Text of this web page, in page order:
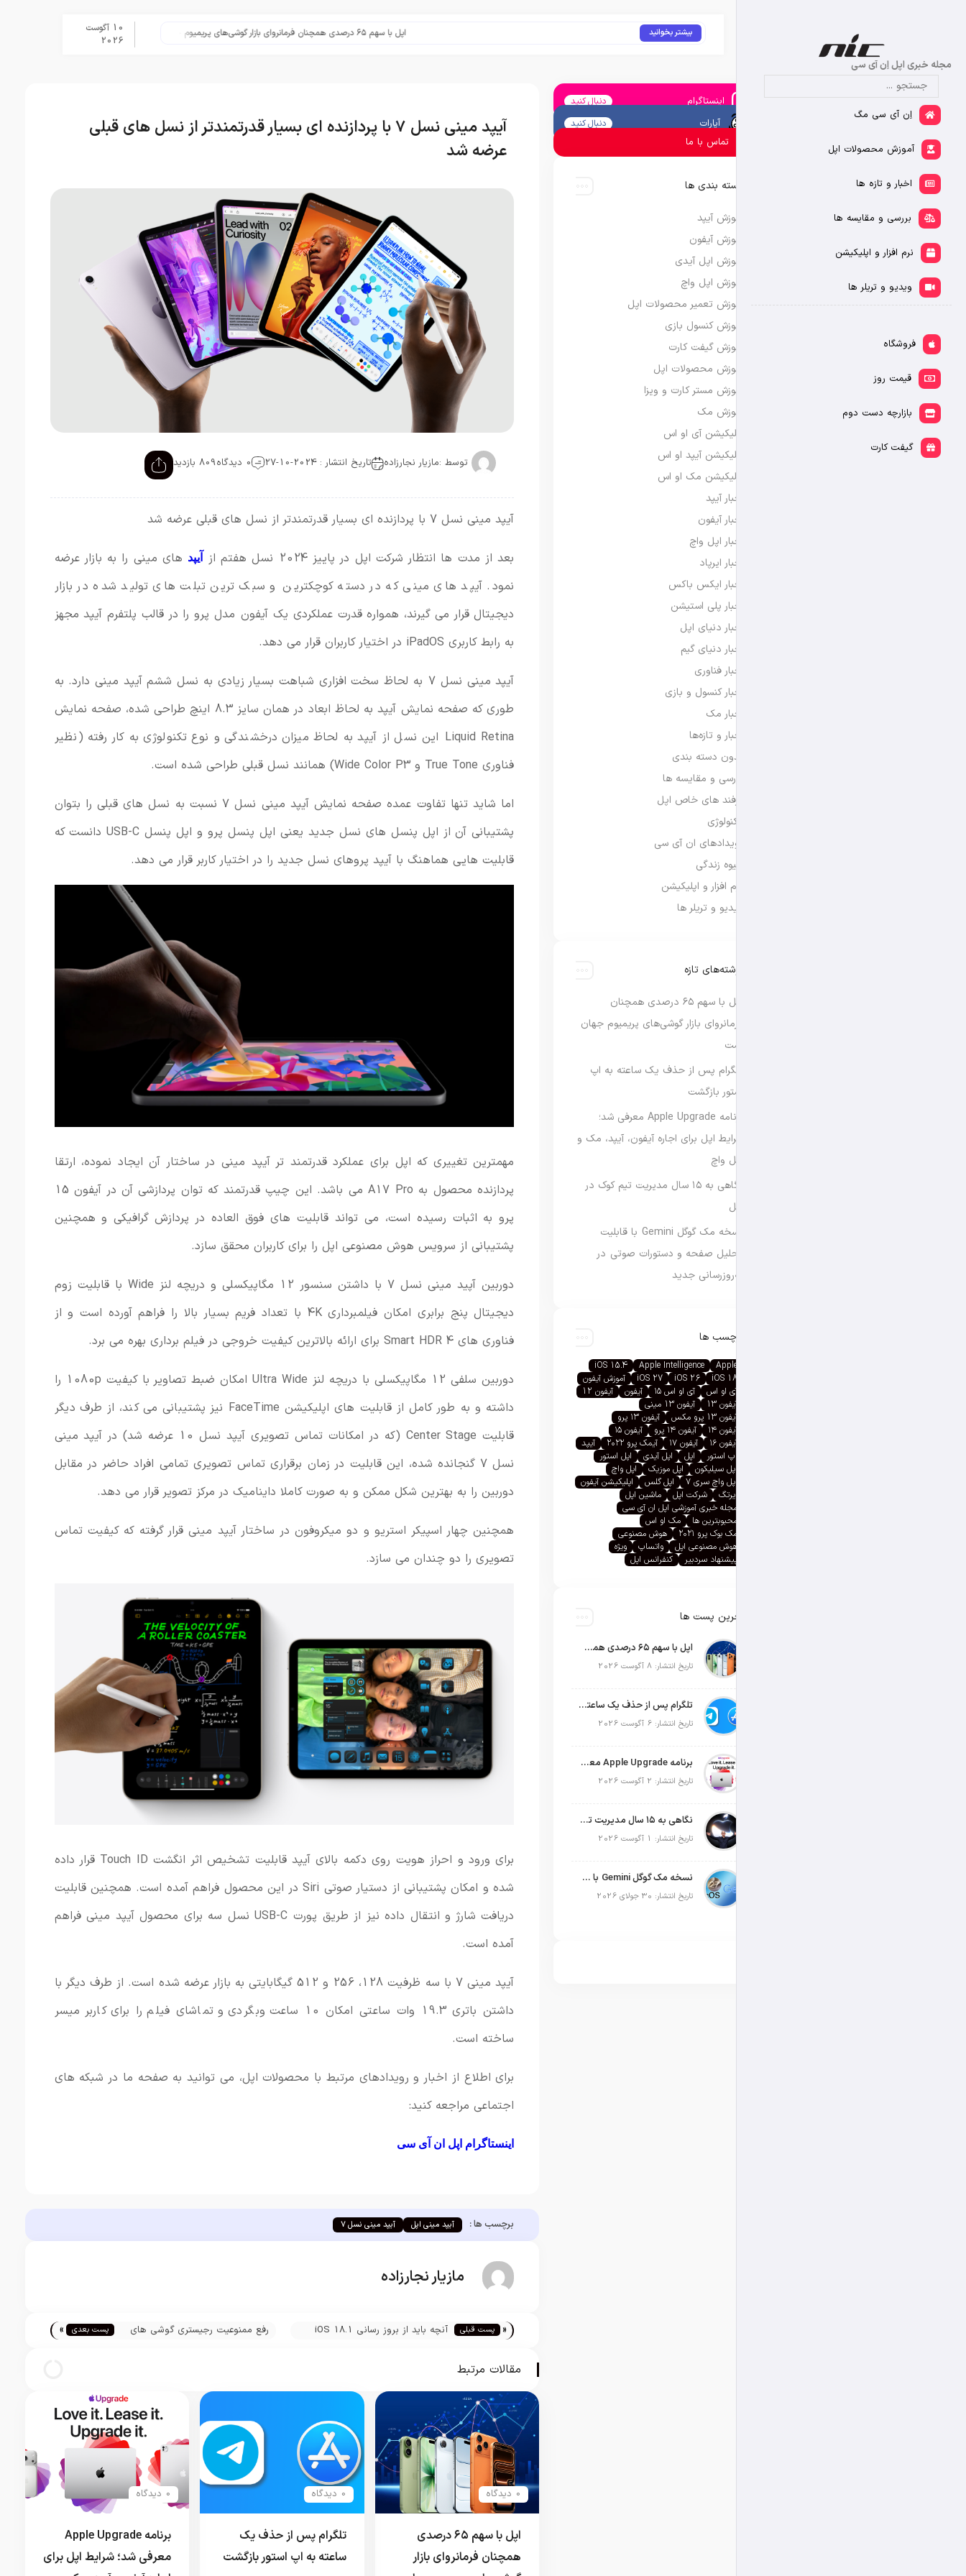
مجله خبری اپل اِن آی سی
اِن آی سی مگ
آموزش محصولات اپل
اخبار و تازه ها
بررسی و مقایسه ها
نرم افزار و اپلیکیشن
ویدیو و تریلر ها
فروشگاه
قیمت روز
بازارچه دست دوم
گیفت کارت
بیشتر بخوانید تلگرام پس از حذف یک ساعته به اپ استور
10 آگوست
2026
آیپد مینی نسل 7 با پردازنده ای بسیار قدرتمندتر از نسل های قبلی
عرضه شد
توسط :مازیار نجارزاده تاریخ انتشار : 2024-10-27 0 دیدگاه 809 بازدید
آیپد مینی نسل 7 با پردازنده ای بسیار قدرتمندتر از نسل های قبلی عرضه شد
بعد از مدت ها انتظار شرکت اپل در پاییز 2024 نسل هفتم از آیپد های مینی را به بازار عرضه
نمود. آیپد های مینی که در دسته کوچکترین و سبک ترین تبلت های تولید شده در بازار
دیجیتال قرار می گیرند، همواره قدرت عملکردی یک آیفون مدل پرو را در قالب پلتفرم آیپد مجهز
به رابط کاربری iPadOS در اختیار کاربران قرار می دهد.
آیپد مینی نسل 7 به لحاظ سخت افزاری شباهت بسیار زیادی به نسل ششم آیپد مینی دارد. به
طوری که صفحه نمایش آیپد به لحاظ ابعاد در همان سایز 8.3 اینچ طراحی شده، صفحه نمایش
Liquid Retina این نسل از آیپد به لحاظ میزان درخشندگی و نوع تکنولوژی به کار رفته (نظیر
فناوری True Tone و Wide Color P3) همانند نسل قبلی طراحی شده است.
اما شاید تنها تفاوت عمده صفحه نمایش آیپد مینی نسل 7 نسبت به نسل های قبلی را بتوان
پشتیبانی آن از اپل پنسل های نسل جدید یعنی اپل پنسل پرو و اپل پنسل USB-C دانست که
قابلیت هایی هماهنگ با آیپد پروهای نسل جدید را در اختیار کاربر قرار می دهد.
مهمترین تغییری که اپل برای عملکرد قدرتمند تر آیپد مینی در ساختار آن ایجاد نموده، ارتقا
پردازنده محصول به A17 Pro می باشد. این چیپ قدرتمند که توان پردازشی آن در آیفون 15
پرو به اثبات رسیده است، می تواند قابلیت های فوق العاده در پردازش گرافیکی و همچنین
پشتیبانی از سرویس هوش مصنوعی اپل را برای کاربران محقق سازد.
دوربین آپید مینی نسل 7 با داشتن سنسور 12 مگاپیکسلی و دریچه لنز Wide با قابلیت زوم
دیجیتال پنج برابری امکان فیلمبرداری 4K با تعداد فریم بسیار بالا را فراهم آورده است و از
فناوری های Smart HDR 4 برای ارائه بالاترین کیفیت خروجی در فیلم برداری بهره می برد.
دوربین سلفی 12 مگاپیکسلی با دریچه لنز Ultra Wide امکان ضبط تصاویر با کیفیت 1080p را
داشته و به طور کامل از قابلیت های اپلیکیشن FaceTime نیز پشتیبانی می کند، از طرف دیگر
قابلیت Center Stage (که در امکانات تماس تصویری آیپد نسل 10 عرضه شد) در آیپد مینی
نسل 7 گنجانده شده، این قابلیت در زمان برقراری تماس تصویری تمامی افراد حاضر در مقابل
دوربین را به بهترین شکل ممکن و به صورت کاملا داینامیک در مرکز تصویر قرار می دهد.
همچنین چهار اسپیکر استریو و دو میکروفون در ساختار آیپد مینی قرار گرفته که کیفیت تماس
تصویری را دو چندان می سازد.
برای ورود و احراز هویت روی دکمه بالای آیپد قابلیت تشخیص اثر انگشت Touch ID قرار داده
شده و امکان پشتیبانی از دستیار صوتی Siri در این محصول فراهم آمده است. همچنین قابلیت
دریافت شارژ و انتقال داده نیز از طریق پورت USB-C نسل سه برای محصول آیپد مینی فراهم
آمده است.
آیپد مینی 7 با سه ظرفیت 128، 256 و 512 گیگابایتی به بازار عرضه شده است. از طرف دیگر با
داشتن باتری 19.3 وات ساعتی امکان 10 ساعت وبگردی و تماشای فیلم را برای کاربر میسر
ساخته است.
برای اطلاع از اخبار و رویدادهای مرتبط با محصولات اپل، می توانید به صفحه ما در شبکه های
اجتماعی مراجعه کنید:
اینستاگرام اپل ان آی سی
برچسب ها : آیپد مینی اپل آیپد مینی نسل 7
مازیار نجارزاده
« پست قبلی
آنچه باید از بروز رسانی iOS 18.1
رفع ممنوعیت رجیستری گوشی های
پست بعدی »
مقالات مرتبط
0 دیدگاه
اپل با سهم ۶۵ درصدی
همچنان فرمانروای بازار
0 دیدگاه
تلگرام پس از حذف یک
ساعته به اپ استور بازگشت
0 دیدگاه
برنامه Apple Upgrade
معرفی شد؛ شرایط اپل برای
اینستاگرام دنبال کنید
آپارات دنبال کنید
تماس با ما
دسته بندی ها
آموزش آیپد
آموزش آیفون
آموزش اپل آیدی
آموزش اپل واچ
آموزش تعمیر محصولات اپل
آموزش کنسول بازی
آموزش گیفت کارت
آموزش محصولات اپل
آموزش مستر کارت و ویزا
آموزش مک
اپلیکیشن آی او اس
اپلیکیشن آیپد او اس
اپلیکیشن مک او اس
اخبار آیپد
اخبار آیفون
اخبار اپل واچ
اخبار ایرپاد
اخبار ایکس باکس
اخبار پلی استیشن
اخبار دنیای اپل
اخبار دنیای گیم
اخبار فناوری
اخبار کنسول و بازی
اخبار مک
اخبار و تازه‌ها
بدون دسته بندی
بررسی و مقایسه ها
ترفند های خاص اپل
تکنولوژی
رویدادهای ان آی سی
شیوه زندگی
نرم افزار و اپلیکیشن
ویدیو و تریلر ها
نوشته‌های تازه
اپل با سهم ۶۵ درصدی همچنان
فرمانروای بازار گوشی‌های پریمیوم جهان
است
تلگرام پس از حذف یک ساعته به اپ
استور بازگشت
برنامه Apple Upgrade معرفی شد؛
شرایط اپل برای اجاره آیفون، آیپد، مک و
اپل واچ
نگاهی به ۱۵ سال مدیریت تیم کوک در
اپل
نسخه مک گوگل Gemini با قابلیت
تحلیل صفحه و دستورات صوتی در
به‌روزرسانی جدید
برچسب ها
Apple
Apple Intelligence
iOS 15.4
iOS 18
iOS 26
iOS 27
آموزش آیفون
آی او اس
آی او اس ۱۵ آیفون
آیفون 12
آیفون 13
آیفون 13 مینی
آیفون 13 پرو مکس
آیفون ۱۳ پرو
آیفون ۱۴
آیفون ۱۴ پرو
آیفون ۱۵
آیفون ۱۶
آیفون ۱۷ آیمک پرو ۲۰۲۲
آیپد
اپ استور
اپل اپل آیدی
اپل استور
اپل سیلیکون
اپل موزیک
اپل واچ
اپل واچ سری ۷
اپل گلس
اپلیکیشن آیفون
ایرتگ
شرکت اپل
ماشین اپل
مجله خبری آموزشی اپل ان آی سی
محبوبترین ها
مک او اس
مک بوک پرو ۲۰۲۱
هوش مصنوعی
هوش مصنوعی اپل
واتساپ
ویژه
پیشنهاد سردبیر
کنفرانس اپل
آخرین پست ها
اپل با سهم ۶۵ درصدی همچنان فرمانروای بازار گوشی‌های پریمیوم جهان است
تاریخ انتشار: 8 آگوست 2026
تلگرام پس از حذف یک ساعته به اپ استور بازگشت
تاریخ انتشار: 6 آگوست 2026
برنامه Apple Upgrade معرفی شد؛ شرایط اپل برای اجاره آیفون، آیپد، مک و اپل واچ
تاریخ انتشار: 2 آگوست 2026
نگاهی به ۱۵ سال مدیریت تیم کوک در اپل
تاریخ انتشار: 1 آگوست 2026
نسخه مک گوگل Gemini با قابلیت تحلیل صفحه و دستورات صوتی در به‌روزرسانی جدید
تاریخ انتشار: 30 جولای 2026